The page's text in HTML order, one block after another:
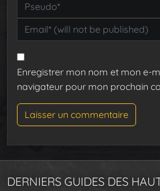
Enregistrer mon nom et mon e-
navigateur pour mon prochain
DERNIERS GUIDES DES